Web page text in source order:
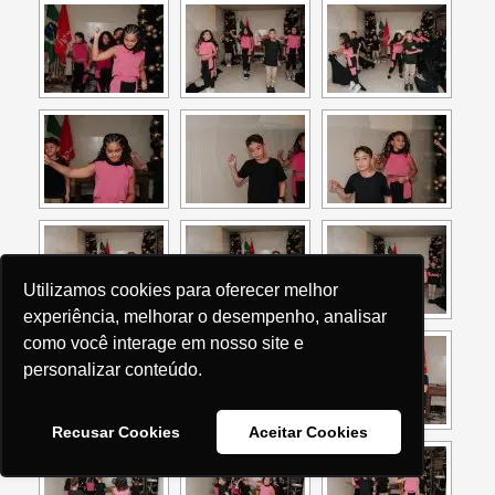
Utilizamos cookies para oferecer melhor
experiência, melhorar o desempenho, analisar
como você interage em nosso site e
personalizar conteúdo.
Recusar Cookies Aceitar Cookies